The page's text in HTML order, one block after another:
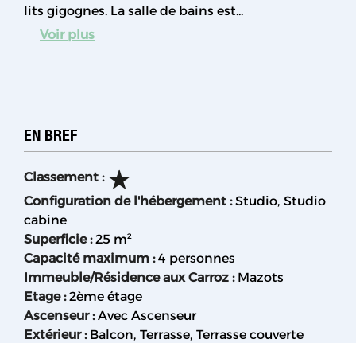
lits gigognes. La salle de bains est...
Voir plus
EN BREF
Classement :
Configuration de l'hébergement : Studio Studio
cabine
Superficie: 25 m²
Capacité maximum : 4 personnes
Immeuble/Résidence aux Carroz : Mazots
Etage: 2ème étage
Ascenseur: Avec Ascenseur
Extérieur: Balcon Terrasse Terrasse couverte